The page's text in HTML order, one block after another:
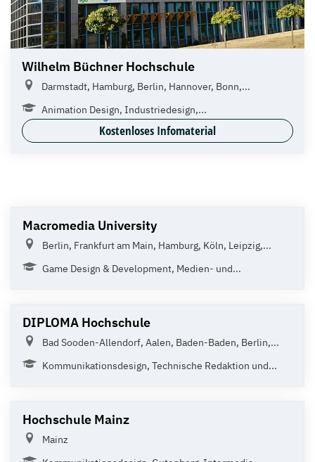
Wilhelm Büchner Hochschule
Darmstadt, Hamburg, Berlin, Hannover, Bonn,...
Animation Design, Industriedesign,...
Kostenloses Infomaterial
Macromedia University
Berlin, Frankfurt am Main, Hamburg, Köln, Leipzig,...
Game Design & Development, Medien- und...
DIPLOMA Hochschule
Bad Sooden-Allendorf, Aalen, Baden-Baden, Berlin,...
Kommunikationsdesign, Technische Redaktion und...
Hochschule Mainz
Mainz